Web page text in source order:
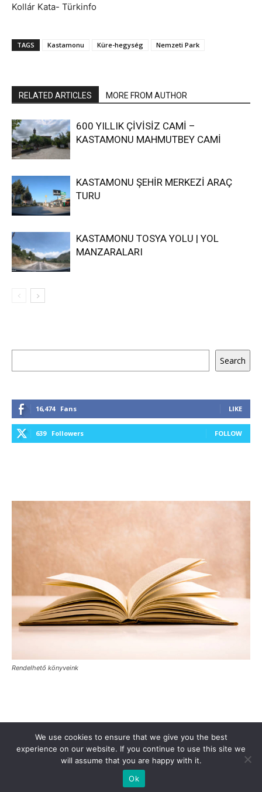
Kollár Kata- Türkinfo
TAGS Kastamonu Küre-hegység Nemzeti Park
RELATED ARTICLES MORE FROM AUTHOR
600 YILLIK ÇİVİSİZ CAMİ –
KASTAMONU MAHMUTBEY CAMİ
KASTAMONU ŞEHİR MERKEZİ ARAÇ
TURU
KASTAMONU TOSYA YOLU | YOL
MANZARALARI
Search
16,474 Fans LIKE
639 Followers FOLLOW
Rendelhető könyveink
Támogasd a Türkinfót! Kiadványaink
Médiaajánlat
Impresszum
Adatkezelési Tájékoztató ÁSZF
Alapítvány
Rólunk
Kapcsolat
© Turkinfo.hu 2020
We use cookies to ensure that we give you the best
experience on our website. If you continue to use this site we
will assume that you are happy with it.
Ok